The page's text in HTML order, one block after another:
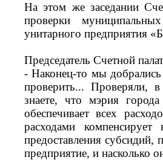
На этом же заседании
проверки
унитарного предприятия
Председатель Счетной
- Наконец-то мы
проверить... Проверяли,
знаете, что мэрия
обеспечивает всех
расходами
предоставления субсидий,
предприятие, и насколько